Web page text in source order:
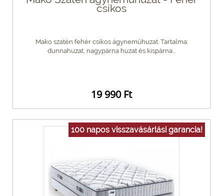
csíkos
Mako szatén fehér csíkos ágyneműhuzat. Tartalma:
dunnahuzat, nagypárna huzat és kispárna...
19 990 Ft
100 napos visszavásárlási garancia!